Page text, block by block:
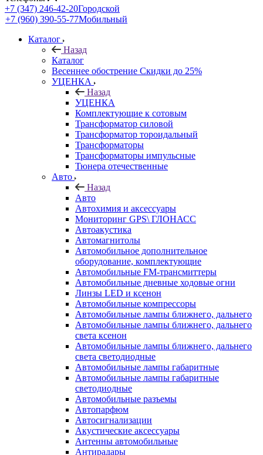
+7 (347) 246-42-20Городской
+7 (960) 390-55-77Мобильный
Каталог
Назад
Каталог
Весеннее обострение Скидки до 25%
УЦЕНКА
Назад
УЦЕНКА
Комплектующие к сотовым
Трансформатор силовой
Трансформатор тороидальный
Трансформаторы
Трансформаторы импульсные
Тюнера отечественные
Авто
Назад
Авто
Автохимия и аксессуары
Мониторинг GPS\ ГЛОНАСС
Автоакустика
Автомагнитолы
Автомобильное дополнительное
оборудование, комплектующие
Автомобильные FM-трансмиттеры
Автомобильные дневные ходовые огни
Линзы LED и ксенон
Автомобильные компрессоры
Автомобильные лампы ближнего, дальнего
Автомобильные лампы ближнего, дальнего
света ксенон
Автомобильные лампы ближнего, дальнего
света светодиодные
Автомобильные лампы габаритные
Автомобильные лампы габаритные
светодиодные
Автомобильные разъемы
Автопарфюм
Автосигнализации
Акустические аксессуары
Антенны автомобильные
Антирадары